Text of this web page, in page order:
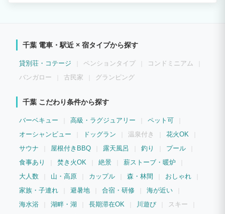
に、 トレーラーハウスに泊まって グランピング宿泊施設体験してみませんか？ ★プ
に過ごすために ヒーリング効果のある専用サウナをご利用ください。 日頃溜まったス
トレスや毒素は汗とともに 身体の中からサッパリと洗い流しましょう。 ★プライベー
トドッグラン 大型犬もOK！ 愛犬も奔放に、飼い主も自由気ままに！ ベース1901の柔
千葉 電車・駅近 × 宿タイプから探す
貸別荘・コテージ ペンションタイプ
コンドミニアム
バンガロー
古民家 グランピング
千葉 こだわり条件から探す
バーベキュー 高級・ラグジュアリー
ペット可
オーシャンビュー
ドッグラン 温泉付き
花火OK
サウナ
屋根付きBBQ 露天風呂 釣り
プール
食事あり
焚き火OK 絶景
薪ストーブ・暖炉
大人数
山・高原 カップル 森・林間
おしゃれ
家族・子連れ
避暑地 合宿・研修
海が近い
海水浴
湖畔・湖 長期滞在OK 川遊び
スキー